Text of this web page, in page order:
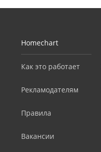
Homechart
Как это работает
Рекламодателям
Правила
Вакансии